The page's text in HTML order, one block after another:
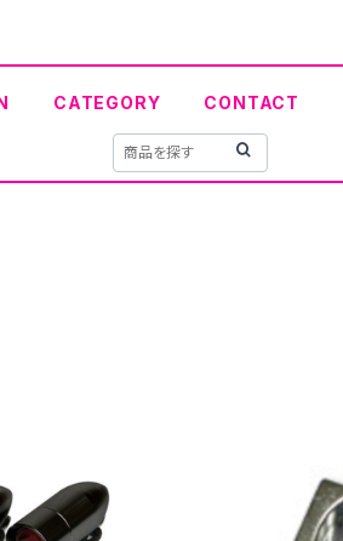
CATEGORY CONTACT